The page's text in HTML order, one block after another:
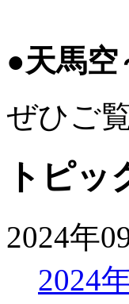
●天馬空
ぜひご
トピッ
2024年
2024